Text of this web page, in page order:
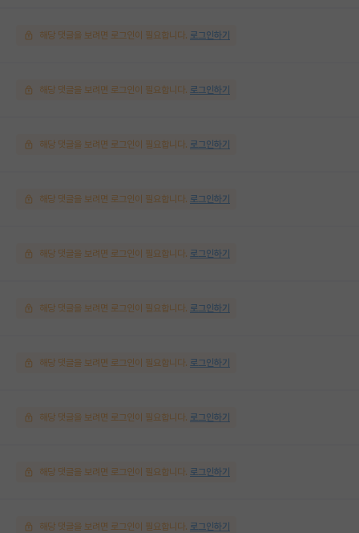
해당 댓글을 보려면 로그인이 필요합니다. 로그인하기
해당 댓글을 보려면 로그인이 필요합니다. 로그인하기
해당 댓글을 보려면 로그인이 필요합니다. 로그인하기
해당 댓글을 보려면 로그인이 필요합니다. 로그인하기
해당 댓글을 보려면 로그인이 필요합니다. 로그인하기
해당 댓글을 보려면 로그인이 필요합니다. 로그인하기
해당 댓글을 보려면 로그인이 필요합니다. 로그인하기
해당 댓글을 보려면 로그인이 필요합니다. 로그인하기
해당 댓글을 보려면 로그인이 필요합니다. 로그인하기
해당 댓글을 보려면 로그인이 필요합니다. 로그인하기